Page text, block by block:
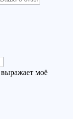
моё